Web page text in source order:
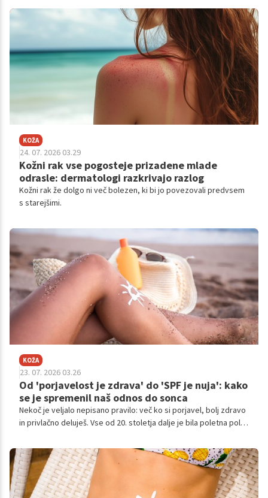
boleznih je zgodba precej bolj zapletena.
KOŽA
24. 07. 2026 03.29
Kožni rak vse pogosteje prizadene mlade
odrasle: dermatologi razkrivajo razlog
Kožni rak že dolgo ni več bolezen, ki bi jo povezovali predvsem
s starejšimi.
KOŽA
23. 07. 2026 03.26
Od 'porjavelost je zdrava' do 'SPF je nuja': kako
se je spremenil naš odnos do sonca
Nekoč je veljalo nepisano pravilo: več ko si porjavel, bolj zdravo
in privlačno deluješ. Vse od 20. stoletja dalje je bila poletna polt